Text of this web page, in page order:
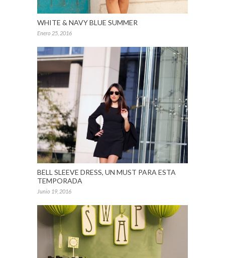
WHITE & NAVY BLUE SUMMER
Enero 25, 2016
BELL SLEEVE DRESS, UN MUST PARA ESTA
TEMPORADA
Junio 19, 2016